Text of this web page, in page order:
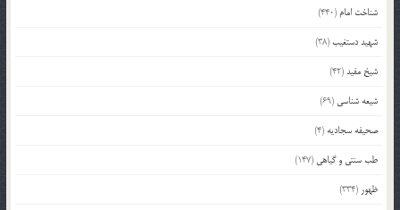
شناخت امام (440)
شهید دستغیب(38)
شیخ مفید(42)
شیعه شناسی (69)
صحیفه سجادیه (4)
طب سنتی و گیاهی (147)
ظهور (334)